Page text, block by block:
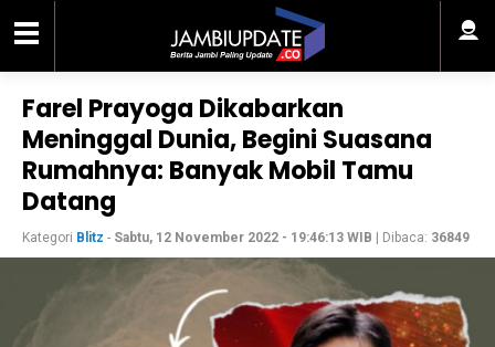
Farel Prayoga Dikabarkan
Meninggal Dunia, Begini Suasana
Rumahnya: Banyak Mobil Tamu
Datang
Kategori Blitz - Sabtu, 12 November 2022 - 19:46:13 WIB | Dibaca: 36849